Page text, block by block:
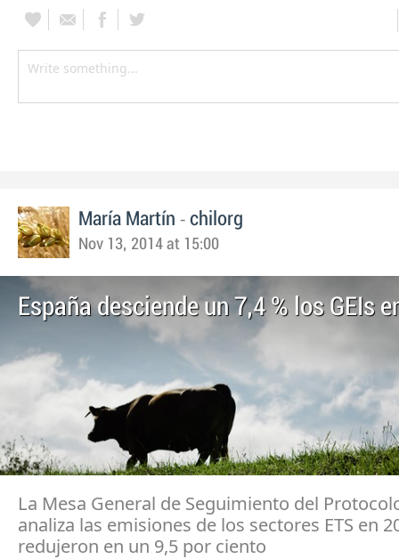
María Martín - chilorg
Nov 13, 2014 at 15:00
España desciende un 7,4 % los GEIs
La Mesa General de Seguimiento del
analiza las emisiones de los sectores ETS en
redujeron en un 9,5 por ciento